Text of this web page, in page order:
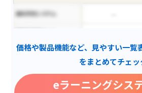
歯科予約システム
IPアドレス拒否
価格や製品機能など、見やすい一覧
をまとめてチェッ
eラーニングシス